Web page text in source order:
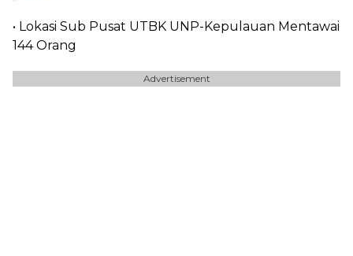
• Lokasi Sub Pusat UTBK UNP-Kepulauan Mentawai
144 Orang
Advertisement